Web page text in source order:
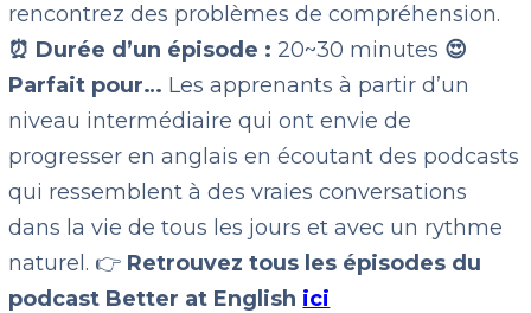
rencontrez des problèmes de compréhension.
⏰ Durée d’un épisode : 20~30 minutes 😍
Parfait pour… Les apprenants à partir d’un
niveau intermédiaire qui ont envie de
progresser en anglais en écoutant des podcasts
qui ressemblent à des vraies conversations
dans la vie de tous les jours et avec un rythme
naturel. 👉 Retrouvez tous les épisodes du
podcast Better at English ici